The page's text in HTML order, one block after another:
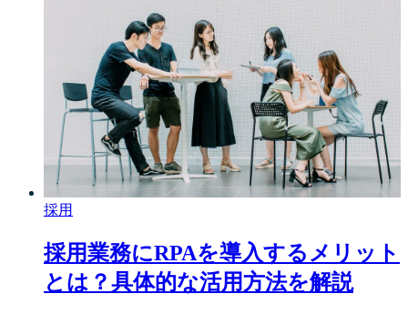
採用
採用業務にRPAを導入するメリット
とは？具体的な活用方法を解説